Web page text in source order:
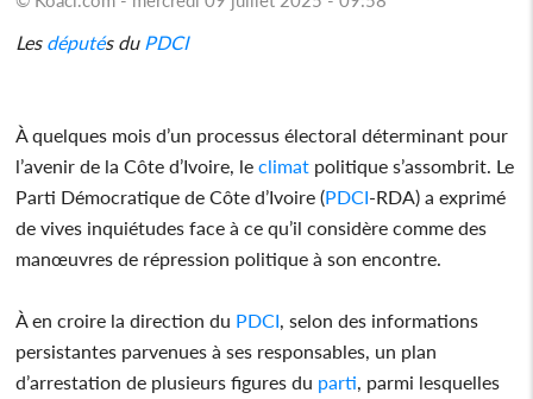
Les députés du PDCI
À quelques mois d’un processus électoral déterminant pour
l’avenir de la Côte d’Ivoire, leclimat politique s’assombrit. Le
Parti Démocratique de Côte d’Ivoire (PDCI-RDA) a exprimé
de vives inquiétudes face à ce qu’il considère comme des
manœuvres de répression politique à son encontre.
À en croire la direction du PDCI , selon des informations
persistantes parvenues à ses responsables, un plan
d’arrestation de plusieurs figures du parti , parmi lesquelles